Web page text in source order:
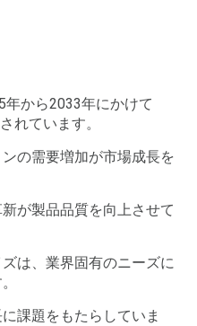
から2033年にかけて
れています。
の需要増加が市場成長を
が製品品質を向上させて
は、業界固有のニーズに
課題をもたらしていま